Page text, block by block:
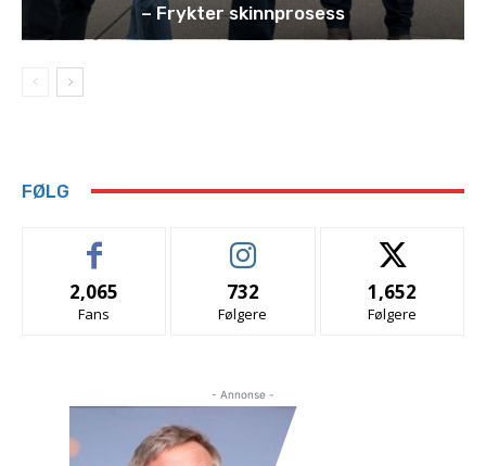
– Frykter skinnprosess
FØLG
2,065
Fans
732
Følgere
1,652
Følgere
- Annonse -